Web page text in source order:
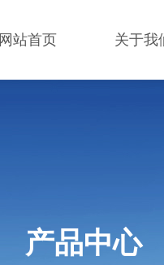
网站首页 关于我
产品中心